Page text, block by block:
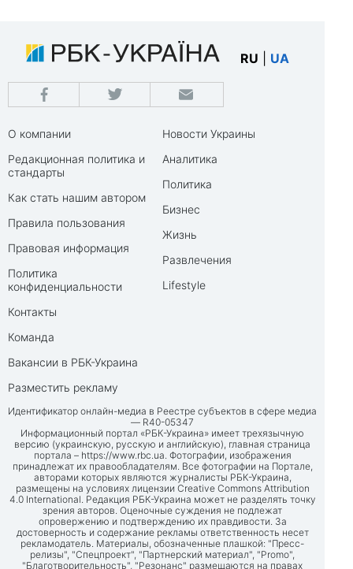
RU UA
О компании
Редакционная политика и
стандарты
Как стать нашим автором
Правила пользования
Правовая информация
Политика
конфиденциальности
Контакты
Команда
Вакансии в РБК-Украина
Разместить рекламу
Новости Украины
Аналитика
Политика
Бизнес
Жизнь
Развлечения
Lifestyle
Идентификатор онлайн-медиа в Реестре субъектов в сфере медиа
— R40-05347
Информационный портал «РБК-Украина» имеет трехязычную
версию (украинскую, русскую и английскую), главная страница
портала – https://www.rbc.ua . Фотографии, изображения
принадлежат их правообладателям. Все фотографии на Портале,
авторами которых являются журналисты РБК-Украина,
размещены на условиях лицензии Creative Commons Attribution
4.0 International. Редакция РБК-Украина может не разделять точку
зрения авторов. Оценочные суждения не подлежат
опровержению и подтверждению их правдивости. За
достоверность и содержание рекламы ответственность несет
рекламодатель. Материалы, обозначенные плашкой: "Пресс-
релизы", "Спецпроект", "Партнерский материал", "Promo",
"Благотворительность", "Резонанс" размещаются на правах